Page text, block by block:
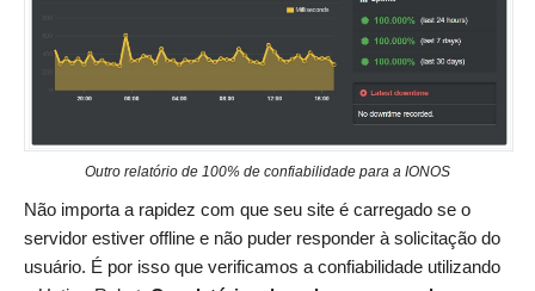
Outro relatório de 100% de confiabilidade para a IONOS
Não importa a rapidez com que seu site é carregado se o
servidor estiver offline e não puder responder à solicitação do
usuário. É por isso que verificamos a confiabilidade utilizando